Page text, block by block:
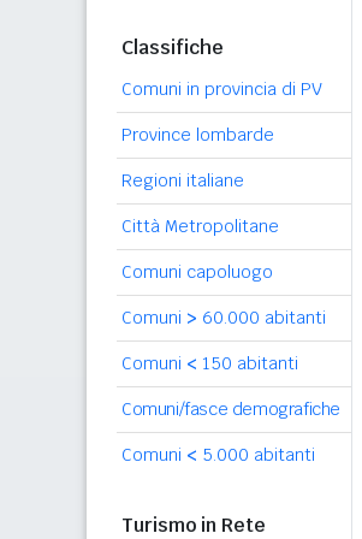
Classifiche
Comuni in provincia di PV
Province lombarde
Regioni italiane
Città Metropolitane
Comuni capoluogo
Comuni > 60.000 abitanti
Comuni < 150 abitanti
Comuni/fasce demografiche
Comuni < 5.000 abitanti
Turismo in Rete